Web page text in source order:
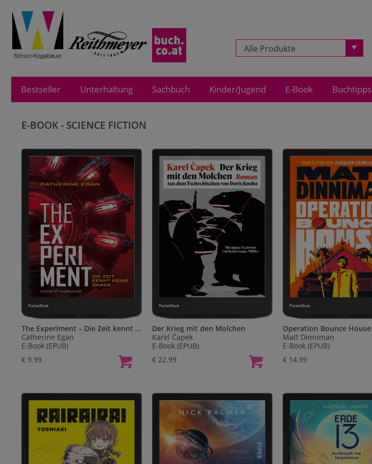
Alle Produkte
Bestseller Unterhaltung Sachbuch Kinder/Jugend E-Book Buchtipps
E-BOOK - SCIENCE FICTION
The Experiment – Die Zeit kennt keine Gnade
Catherine Egan
E-Book (EPUB)
€ 9.99
Der Krieg mit den Molchen
Karel Čapek
E-Book (EPUB)
€ 22.99
Operation Bounce House
Matt Dinniman
E-Book (EPUB)
€ 14.99